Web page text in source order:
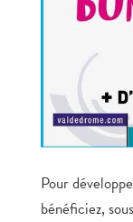
Pour
bénéficiez,